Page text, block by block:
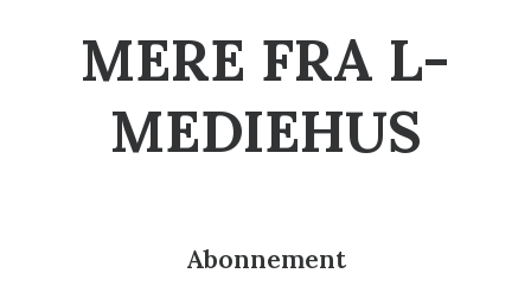
MERE FRA L-
MEDIEHUS
Abonnement